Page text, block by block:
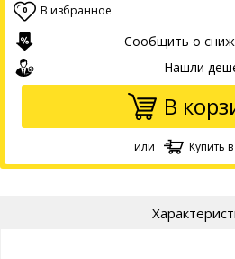
0 В избранное
Сообщить о
Нашли
В
или Купить